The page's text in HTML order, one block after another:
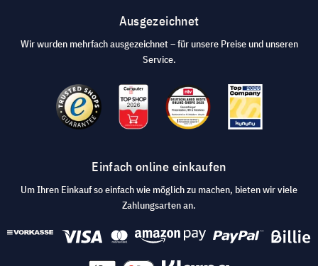
Ausgezeichnet
Wir wurden mehrfach ausgezeichnet – für unsere Preise und unseren
Service.
Einfach online einkaufen
Um Ihren Einkauf so einfach wie möglich zu machen, bieten wir viele
Zahlungsarten an.